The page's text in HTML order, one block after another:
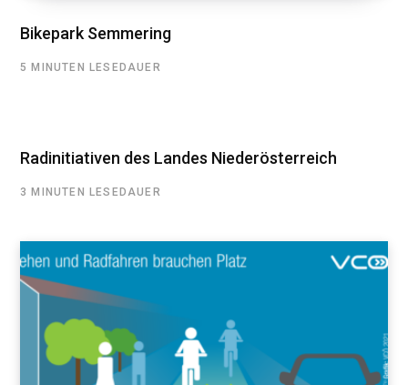
Bikepark Semmering
5 MINUTEN LESEDAUER
Radinitiativen des Landes Niederösterreich
3 MINUTEN LESEDAUER